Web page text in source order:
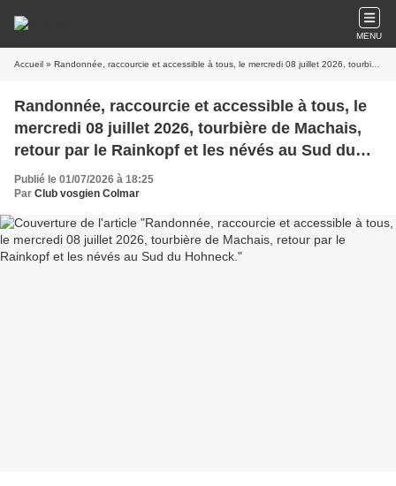
MENU
Accueil » Randonnée, raccourcie et accessible à tous, le mercredi 08 juillet 2026, tourbière de Machais, retour par le Rainkopf et les névés au Sud du Hohneck.
Randonnée, raccourcie et accessible à tous, le
mercredi 08 juillet 2026, tourbière de Machais,
retour par le Rainkopf et les névés au Sud du
Hohneck.
Publié le 01/07/2026 à 18:25
Par Club vosgien Colmar